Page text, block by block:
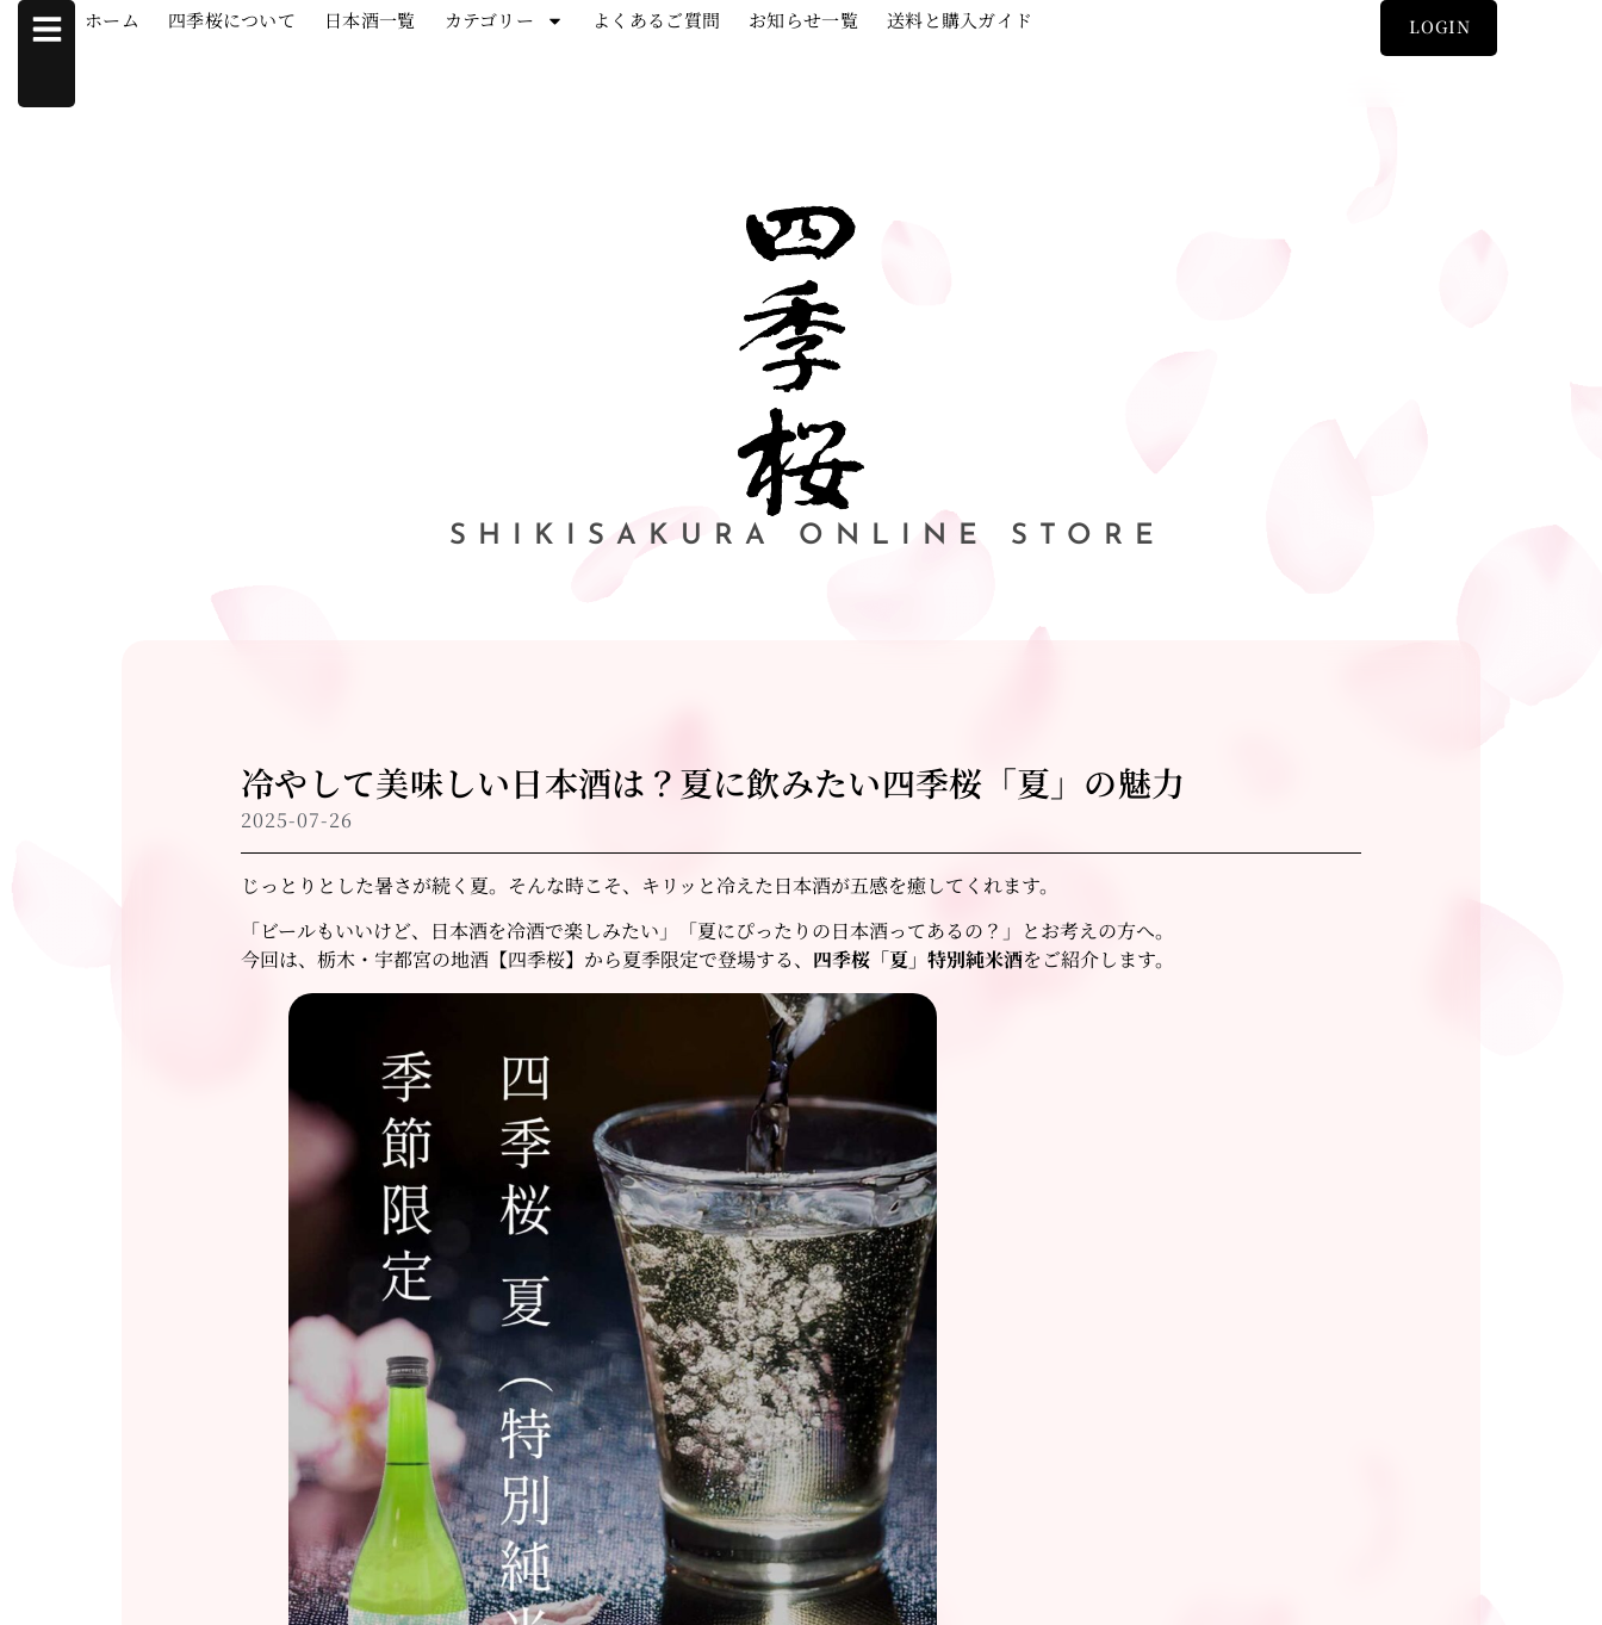
ホーム 四季桜について 日本酒一覧 カテゴリー よくあるご質問 お知らせ一覧 送料と購入ガイド LOGIN
SHIKISAKURA ONLINE STORE
冷やして美味しい日本酒は？夏に飲みたい四季桜「夏」の魅力
2025-07-26
じっとりとした暑さが続く夏。そんな時こそ、キリッと冷えた日本酒が五感を癒してくれます。
「ビールもいいけど、日本酒を冷酒で楽しみたい」「夏にぴったりの日本酒ってあるの？」とお考えの方へ。
今回は、栃木・宇都宮の地酒【四季桜】から夏季限定で登場する、 四季桜「夏」特別純米酒をご紹介します。